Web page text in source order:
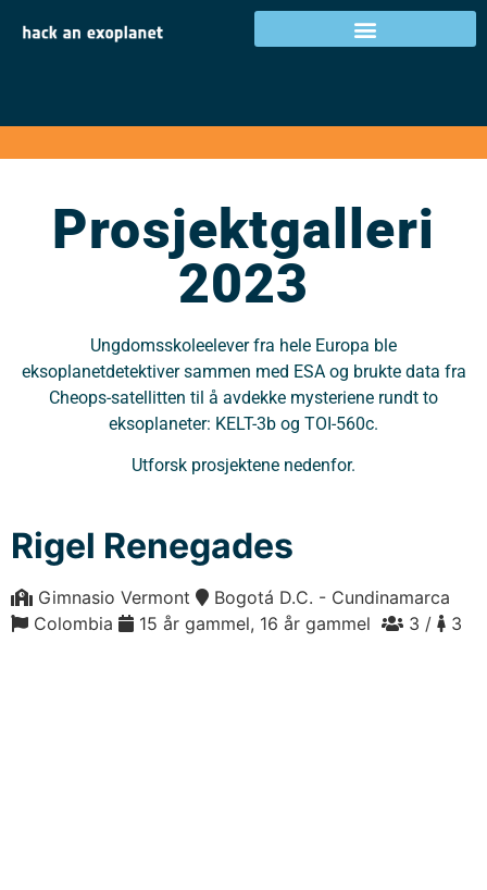
Prosjektgalleri 2023
Prosjektgalleri
2023
Ungdomsskoleelever fra hele Europa ble
eksoplanetdetektiver sammen med ESA og brukte data fra
Cheops-satellitten til å avdekke mysteriene rundt to
eksoplaneter: KELT-3b og TOI-560c.
Utforsk prosjektene nedenfor.
Rigel Renegades
Gimnasio Vermont
Bogotá D.C. - Cundinamarca
Colombia
15 år gammel, 16 år gammel 3 / 3